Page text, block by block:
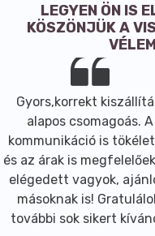
Ázsiai gázló
Fekete áfonya
Hegyi Árnika
Bromelain (Ananász
E-vitamin (tokoferol-
Aloé vera
Ginkgo Biloba
Gyömbérgyökér
Zöldkagyló kivonat
Orvosi somkóró
Koffein
LEGYEN ÖN IS
KÖSZÖNJÜK A
Gyors,korrekt
alapos csomagoás. A
kommunikáció is
és az árak is
elégedett vagyok,
másoknak is!
további sok sikert